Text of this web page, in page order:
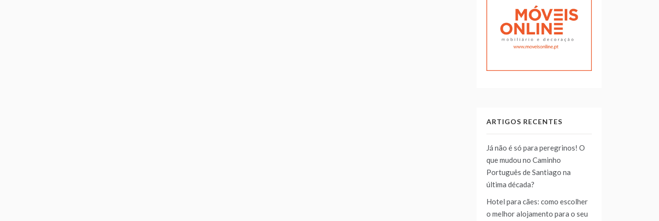
ARTIGOS RECENTES
Já não é só para peregrinos! O
que mudou no Caminho
Português de Santiago na
última década?
Hotel para cães: como escolher
o melhor alojamento para o seu